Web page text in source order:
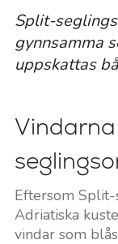
Split-
gynnsamma
uppskattas
Eftersom
Adriatiska
vindar som